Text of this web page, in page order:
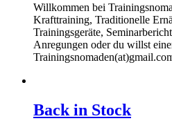
Willkommen bei
Krafttraining, Traditionelle
Trainingsgeräte,
Anregungen oder du willst
Back in Stock